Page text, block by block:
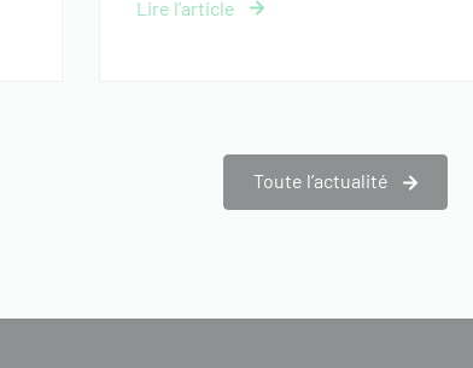
Toute l’actualité